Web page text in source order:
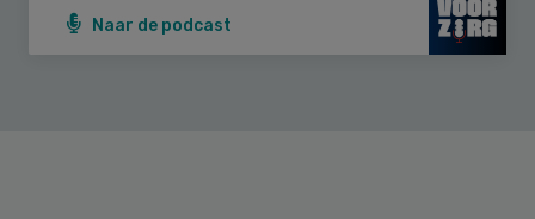
Naar de podcast